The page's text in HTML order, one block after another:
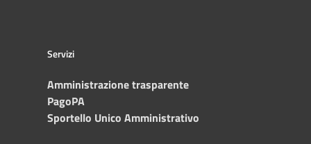
Servizi
Amministrazione trasparente
PagoPA
Sportello Unico Amministrativo